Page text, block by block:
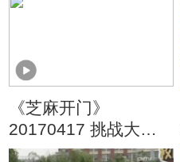
《芝麻开门》
20170417 挑战大现
场 中药文化知识大挑